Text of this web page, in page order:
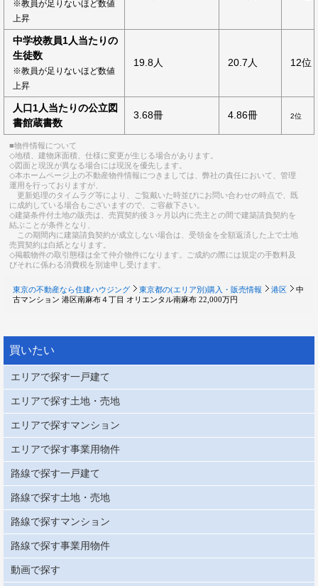
※教員が足りないほど数値
上昇
中学校教員1人当たりの
生徒数
※教員が足りないほど数値
上昇
19.8人 20.7人 12位
人口1人当たりの公立図
書館蔵書数
3.68冊 4.86冊 2位
■物件情報について
◇地積、建物床面積、仕様に変更が生じる場合があります。
◇図面と現況が異なる場合には現況を優先します。
◇本ホームページ上の不動産物件情報につきましては、弊社の責任において、管理
運用を行っておりますが、
更新処理のタイムラグ等により、ご覧戴いた時並びにお問い合わせの時点で、既
に成約している場合もございますので、ご容赦下さい。
◇建築条件付土地の販売は、売買契約後３ヶ月以内に売主との間で建築請負契約を
結ぶことが条件となり、
この期間内に建築請負契約が成立しない場合は、受領金を全額返済した上で土地
売買契約は白紙となります。
◇掲載物件の取引態様は全て仲介物件になります。ご成約の際には規定の手数料及
びそれに係わる消費税を別途申し受けます。
東京の不動産なら住建ハウジング 東京都の(エリア別)購入・販売情報 港区
中
古マンション 港区南麻布４丁目 オリエンタル南麻布 22,000万円
買いたい
エリアで探す一戸建て
エリアで探す土地・売地
エリアで探すマンション
エリアで探す事業用物件
路線で探す一戸建て
路線で探す土地・売地
路線で探すマンション
路線で探す事業用物件
動画で探す